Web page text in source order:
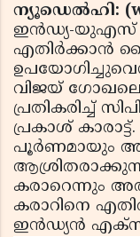
ന്യൂഡെല്‍ഹി:
ഇന്‍ഡ്യ-യുഎസ്
എതിര്‍ക്കാന്‍
വിജയ്
പ്രതികരിച്ച്
പ്രകാശ്
പൂര്‍ണമായും
കരാറെന്നും
കരാറിനെ
ഇന്‍ഡ്യന്‍